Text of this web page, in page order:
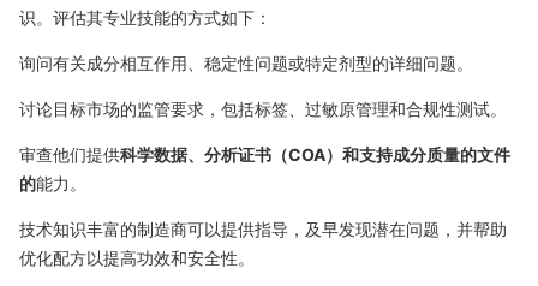
识。评估其专业技能的方式如下：
询问有关成分相互作用、稳定性问题或特定剂型的详细问题。
讨论目标市场的监管要求，包括标签、过敏原管理和合规性测试。
审查他们提供科学数据、分析证书（COA）和支持成分质量的文件
的能力。
技术知识丰富的制造商可以提供指导，及早发现潜在问题，并帮助
优化配方以提高功效和安全性。